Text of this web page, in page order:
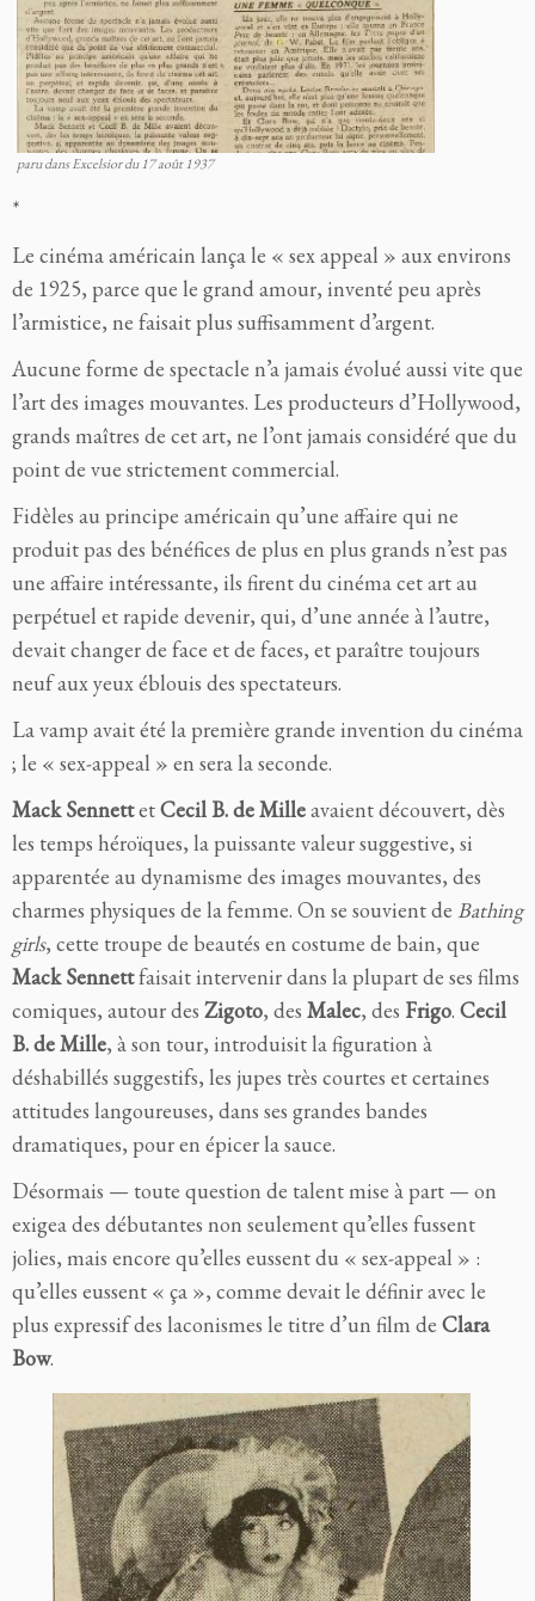
paru dans Excelsior du 17 août 1937
*
Le cinéma américain lança le « sex appeal » aux environs
de 1925, parce que le grand amour, inventé peu après
l’armistice, ne faisait plus suffisamment d’argent.
Aucune forme de spectacle n’a jamais évolué aussi vite que
l’art des images mouvantes. Les producteurs d’Hollywood,
grands maîtres de cet art, ne l’ont jamais considéré que du
point de vue strictement commercial.
Fidèles au principe américain qu’une affaire qui ne
produit pas des bénéfices de plus en plus grands n’est pas
une affaire intéressante, ils firent du cinéma cet art au
perpétuel et rapide devenir, qui, d’une année à l’autre,
devait changer de face et de faces, et paraître toujours
neuf aux yeux éblouis des spectateurs.
La vamp avait été la première grande invention du cinéma
; le « sex-appeal » en sera la seconde.
Mack SennettetCecil B. de Milleavaient découvert, dès
les temps héroïques, la puissante valeur suggestive, si
apparentée au dynamisme des images mouvantes, des
charmes physiques de la femme. On se souvient de Bathing
girls, cette troupe de beautés en costume de bain, que
Mack Sennettfaisait intervenir dans la plupart de ses films
comiques, autour des Zigoto, des Malec, des Frigo. Cecil
B. de Mille, à son tour, introduisit la figuration à
déshabillés suggestifs, les jupes très courtes et certaines
attitudes langoureuses, dans ses grandes bandes
dramatiques, pour en épicer la sauce.
Désormais — toute question de talent mise à part — on
exigea des débutantes non seulement qu’elles fussent
jolies, mais encore qu’elles eussent du « sex-appeal » :
qu’elles eussent « ça », comme devait le définir avec le
plus expressif des laconismes le titre d’un film de Clara
Bow.